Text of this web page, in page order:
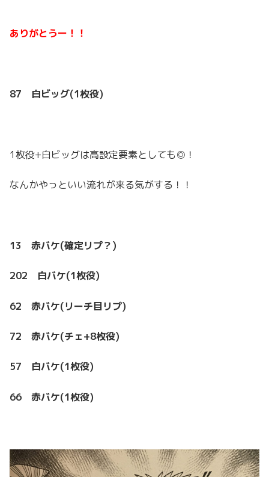
ありがとうー！！
87 白ビッグ(1枚役)
1枚役+白ビッグは高設定要素としても◎！
なんかやっといい流れが来る気がする！！
13 赤バケ(確定リプ？)
202 白バケ(1枚役)
62 赤バケ(リーチ目リプ)
72 赤バケ(チェ+8枚役)
57 白バケ(1枚役)
66 赤バケ(1枚役)